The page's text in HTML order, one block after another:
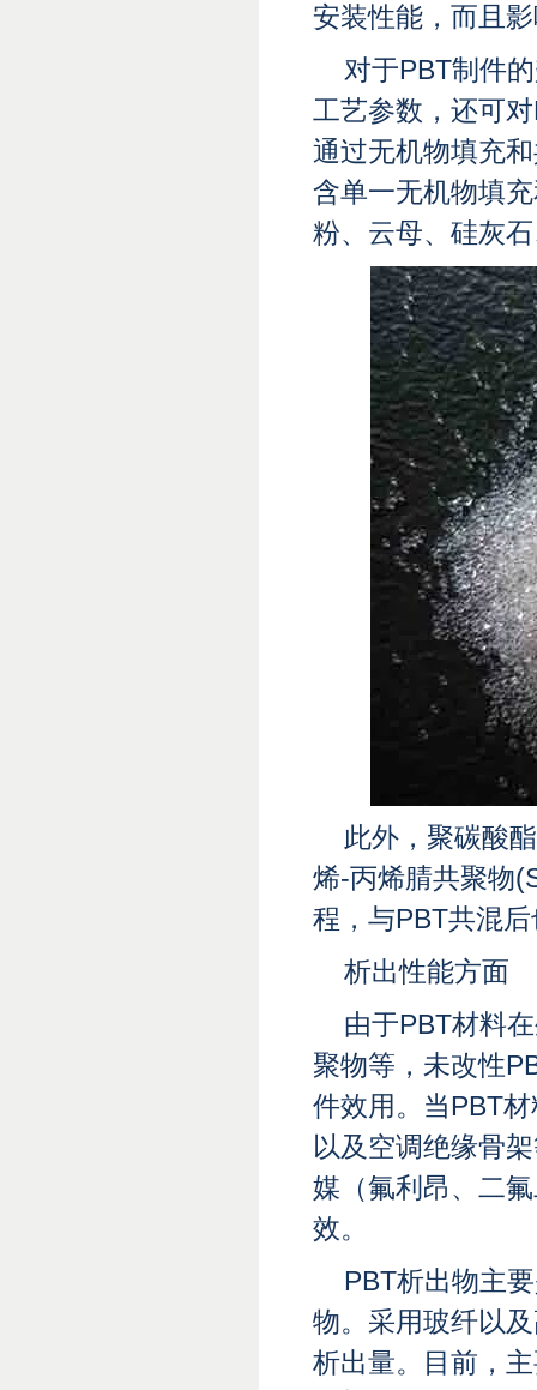
安装性能，而且
对于PBT制件
工艺参数，还可
通过无机物填充
含单一无机物填
粉、云母、硅灰
此外，聚碳酸
烯-丙烯腈共聚物
程，与PBT共混
析出性能方面
由于PBT材料
聚物等，未改性
件效用。当PBT
以及空调绝缘骨
媒（氟利昂、二
效。
PBT析出物主
物。采用玻纤以
析出量。目前，